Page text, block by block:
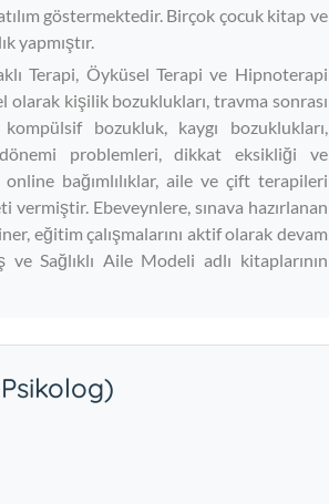
göstermektedir. Birçok çocuk kitap ve
yapmıştır.
Terapi, Öyküsel Terapi ve Hipnoterapi
olarak kişilik bozuklukları, travma sonrası
bozukluk, kaygı bozuklukları,
problemleri, dikkat eksikliği ve
bağımlılıklar, aile ve çift terapileri
vermiştir. Ebeveynlere, sınava hazırlanan
eğitim çalışmalarını aktif olarak devam
Sağlıklı Aile Modeli adlı kitaplarının